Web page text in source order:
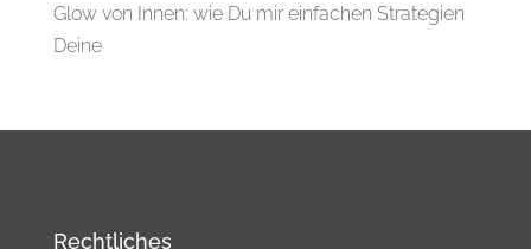
Glow von Innen: wie Du mir einfachen Strategien
Deine
Rechtliches